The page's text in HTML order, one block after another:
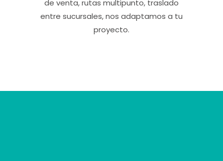
de venta, rutas multipunto, traslado
entre sucursales, nos adaptamos a tu
proyecto.